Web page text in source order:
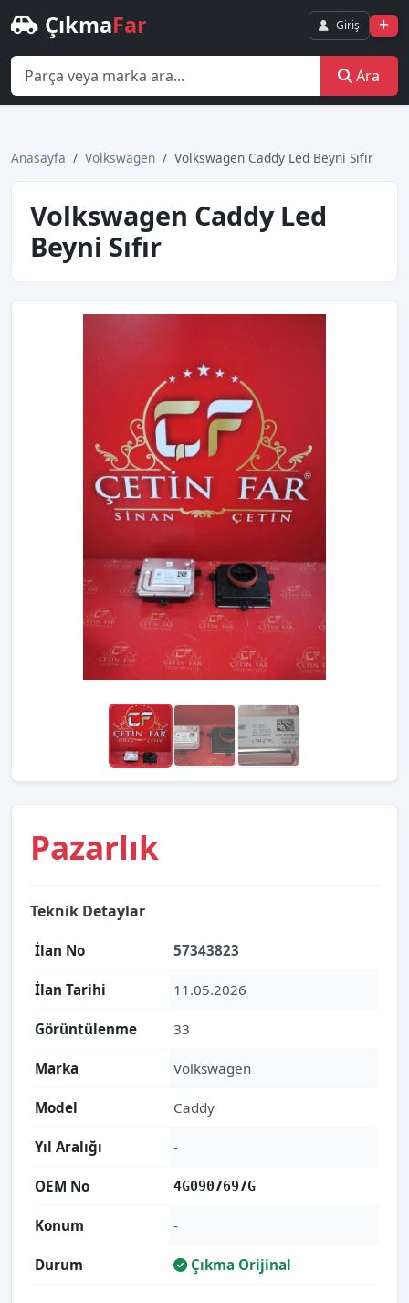
ÇıkmaFar Giriş
Ara
Anasayfa Volkswagen Volkswagen Caddy Led Beyni Sıfır
Volkswagen Caddy Led
Beyni Sıfır
Pazarlık
Teknik Detaylar
İlan No 57343823
İlan Tarihi 11.05.2026
Görüntülenme 33
Marka Volkswagen
Model Caddy
Yıl Aralığı -
OEM No 4G0907697G
Konum -
Durum Çıkma Orijinal